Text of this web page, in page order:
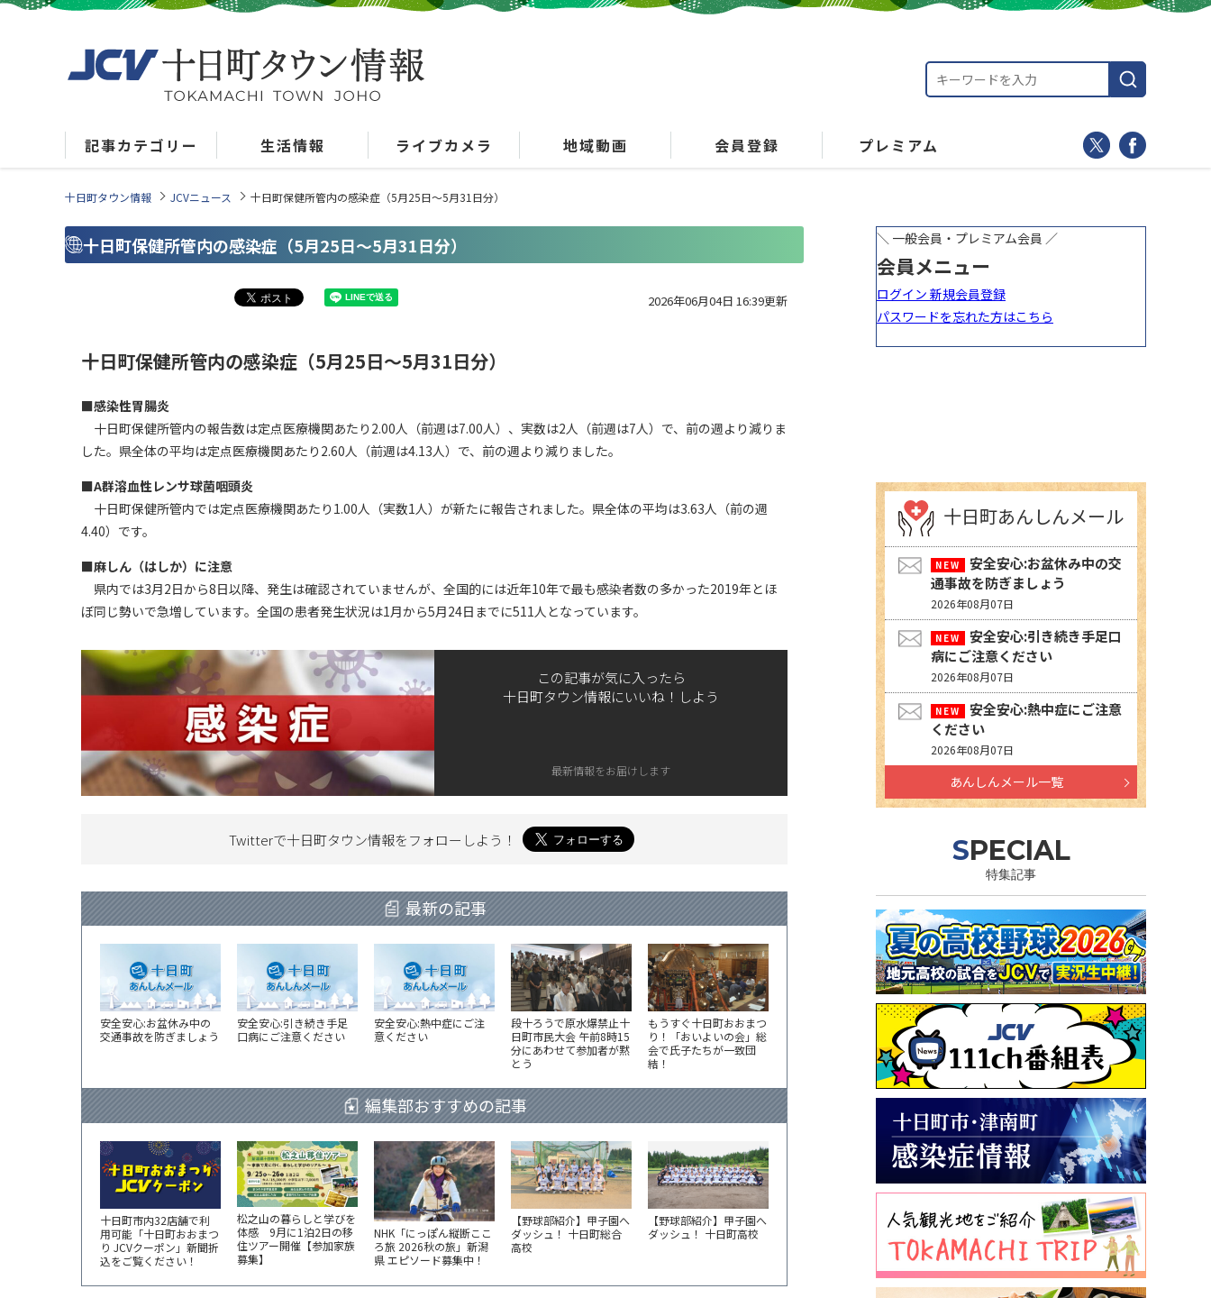
記事カテゴリー 生活情報 ライブカメラ 地域動画 会員登録 プレミアム
十日町タウン情報 JCVニュース 十日町保健所管内の感染症（5月25日～5月31日分）
十日町保健所管内の感染症（5月25日～5月31日分）
2026年06月04日 16:39更新
十日町保健所管内の感染症（5月25日～5月31日分）
■感染性胃腸炎
十日町保健所管内の報告数は定点医療機関あたり2.00人（前週は7.00人）、実数は2人（前週は7人）で、前の週より減りま
した。県全体の平均は定点医療機関あたり2.60人（前週は4.13人）で、前の週より減りました。
■A群溶血性レンサ球菌咽頭炎
十日町保健所管内では定点医療機関あたり1.00人（実数1人）が新たに報告されました。県全体の平均は3.63人（前の週
4.40）です。
■麻しん（はしか）に注意
県内では3月2日から8日以降、発生は確認されていませんが、全国的には近年10年で最も感染者数の多かった2019年とほ
ぼ同じ勢いで急増しています。全国の患者発生状況は1月から5月24日までに511人となっています。
この記事が気に入ったら
十日町タウン情報にいいね！しよう
最新情報をお届けします
Twitterで十日町タウン情報をフォローしよう！
最新の記事
安全安心:お盆休み中の
交通事故を防ぎましょう
安全安心:引き続き手足
口病にご注意ください
安全安心:熱中症にご注
意ください
段十ろうで原水爆禁止十
日町市民大会 午前8時15
分にあわせて参加者が黙
とう
もうすぐ十日町おおまつ
り！「おいよいの会」総
会で氏子たちが一致団
結！
編集部おすすめの記事
十日町市内32店舗で利
用可能「十日町おおまつ
り JCVクーポン」新聞折
込をご覧ください！
松之山の暮らしと学びを
体感 9月に1泊2日の移
住ツアー開催【参加家族
募集】
NHK「にっぽん縦断ここ
ろ旅 2026秋の旅」新潟
県 エピソード募集中！
【野球部紹介】甲子園へ
ダッシュ！ 十日町総合
高校
【野球部紹介】甲子園へ
ダッシュ！ 十日町高校
十日町あんしんメール
安全安心:お盆休み中の交
通事故を防ぎましょう
2026年08月07日
安全安心:引き続き手足口
病にご注意ください
2026年08月07日
安全安心:熱中症にご注意
ください
2026年08月07日
あんしんメール一覧
SPECIAL
特集記事